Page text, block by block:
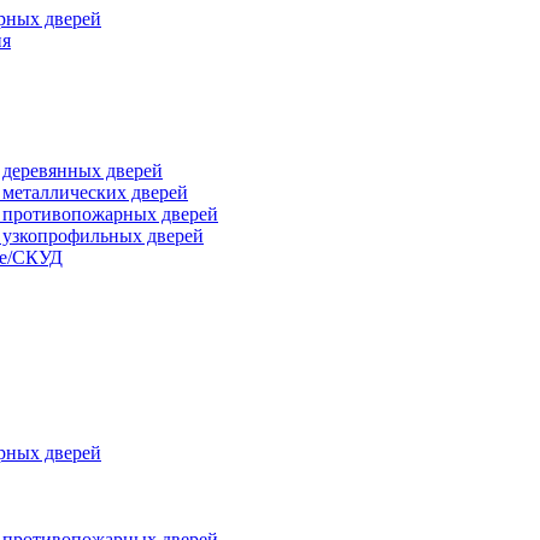
дверей
дверей
дверей
дверей
дверей
СКУД
дверей